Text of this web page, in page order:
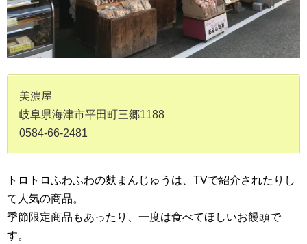
美濃屋
岐阜県海津市平田町三郷1188
0584-66-2481
トロトロふわふわの麩まんじゅうは、TVで紹介されたりし
て人気の商品。
季節限定商品もあったり、一度は食べてほしいお饅頭で
す。